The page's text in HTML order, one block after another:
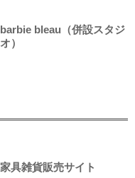
barbie bleau（併設スタジ
オ）
家具雑貨販売サイト